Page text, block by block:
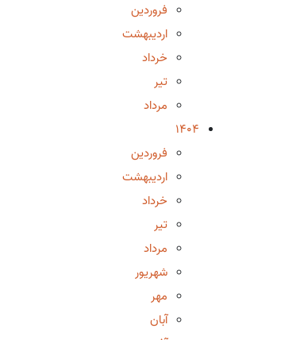
فروردین
اردیبهشت
خرداد
تیر
مرداد
1404
فروردین
اردیبهشت
خرداد
تیر
مرداد
شهریور
مهر
آبان